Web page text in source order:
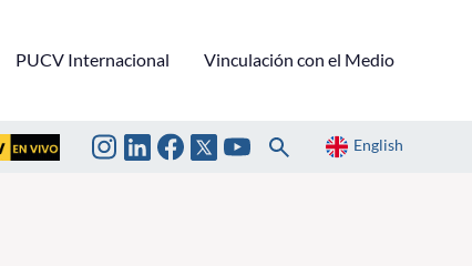
PUCV Internacional Vinculación con el Medio
English